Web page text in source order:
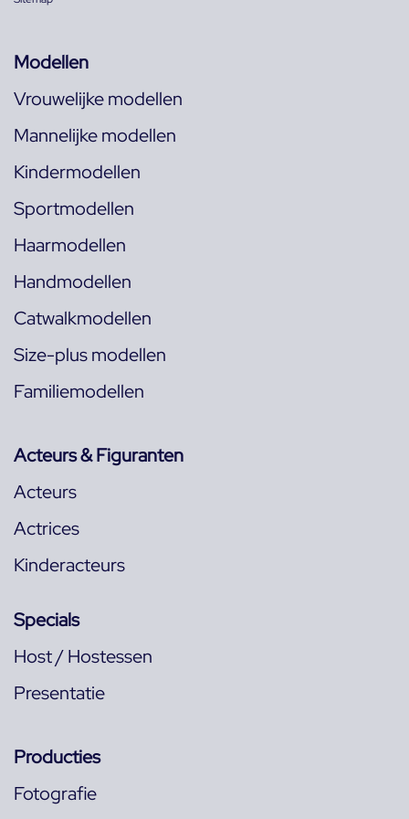
Modellen
Vrouwelijke modellen
Mannelijke modellen
Kindermodellen
Sportmodellen
Haarmodellen
Handmodellen
Catwalkmodellen
Size-plus modellen
Familiemodellen
Acteurs & Figuranten
Acteurs
Actrices
Kinderacteurs
Specials
Host / Hostessen
Presentatie
Producties
Fotografie